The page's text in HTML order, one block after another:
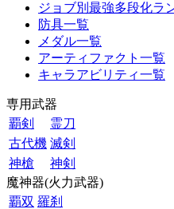
ジョブ別最強多段化ラ
防具一覧
メダル一覧
アーティファクト一覧
キャラアビリティ一覧
専用武器
覇剣
霊刀
古代機 滅剣
神槍
神剣
魔神器(火力武器)
覇双 羅刹